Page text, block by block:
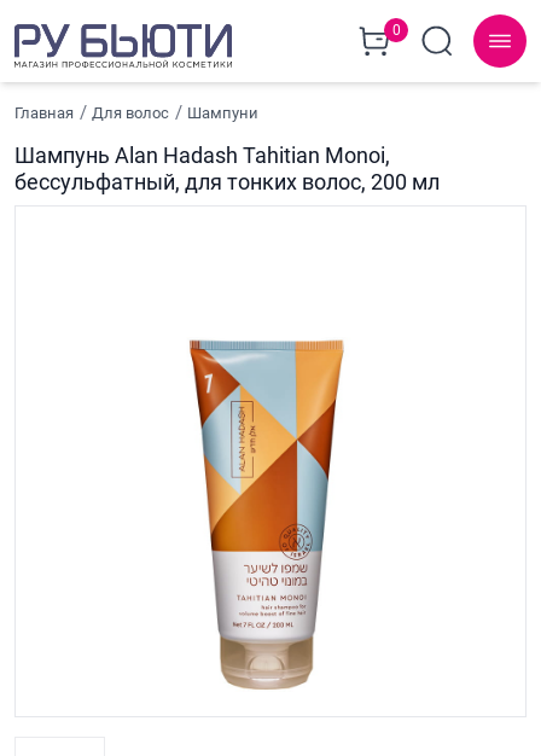
0
Главная Для волос Шампуни
Шампунь Alan Hadash Tahitian Monoi,
бессульфатный, для тонких волос, 200 мл